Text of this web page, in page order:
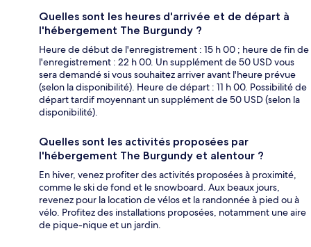
Quelles sont les heures d'arrivée et de départ à
l'hébergement The Burgundy ?
Heure de début de l'enregistrement : 15 h 00 ; heure de fin de
l'enregistrement : 22 h 00. Un supplément de 50 USD vous
sera demandé si vous souhaitez arriver avant l'heure prévue
(selon la disponibilité). Heure de départ : 11 h 00. Possibilité de
départ tardif moyennant un supplément de 50 USD (selon la
disponibilité).
Quelles sont les activités proposées par
l'hébergement The Burgundy et alentour ?
En hiver, venez profiter des activités proposées à proximité,
comme le ski de fond et le snowboard. Aux beaux jours,
revenez pour la location de vélos et la randonnée à pied ou à
vélo. Profitez des installations proposées, notamment une aire
de pique-nique et un jardin.